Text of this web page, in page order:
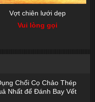
Chổi Cọ Chảo Thép
Nhất để Đánh Bay Vết
Vợt chiên lưới dẹp
Vui lòng gọi